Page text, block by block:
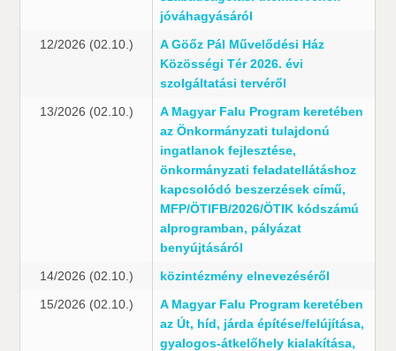
jóváhagyásáról
12/2026 (02.10.)
A Göőz Pál Művelődési Ház
Közösségi Tér 2026. évi
szolgáltatási tervéről
13/2026 (02.10.)
A Magyar Falu Program keretében
az Önkormányzati tulajdonú
ingatlanok fejlesztése,
önkormányzati feladatellátáshoz
kapcsolódó beszerzések című,
MFP/ÖTIFB/2026/ÖTIK kódszámú
alprogramban, pályázat
benyújtásáról
14/2026 (02.10.)
közintézmény elnevezéséről
15/2026 (02.10.)
A Magyar Falu Program keretében
az Út, híd, járda építése/felújítása,
gyalogos-átkelőhely kialakítása,